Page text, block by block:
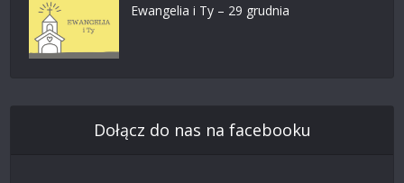
Ewangelia i Ty – 29 grudnia
Dołącz do nas na facebooku